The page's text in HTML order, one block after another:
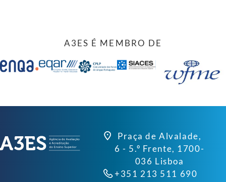
A3ES É MEMBRO DE
Praça de Alvalade,
6 - 5.º Frente, 1700-
036 Lisboa
+351 213 511 690